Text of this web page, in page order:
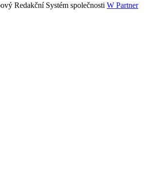
Redakční Systém společnosti W Partner